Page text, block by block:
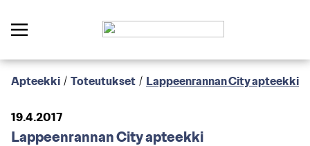
Apteekki / Toteutukset / Lappeenrannan City apteekki
19.4.2017
Lappeenrannan City apteekki